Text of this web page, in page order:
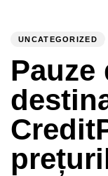
UNCATEGORIZED
Pauze